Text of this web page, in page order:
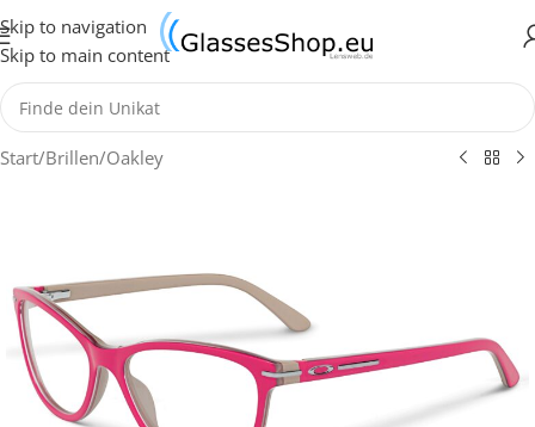
Skip to navigation
Skip to main content
Start/Brillen/Oakley